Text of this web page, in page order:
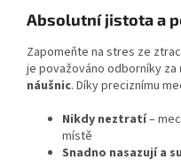
Absolutní jistota a
Zapomeňte na stres ze
je považováno odborníky za
náušnic. Díky preciznímu
Nikdy neztratí–
místě
Snadno nasazují a